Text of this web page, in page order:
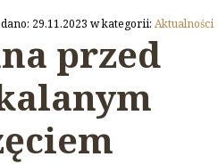
29.11.2023 w kategorii: Aktualności
przed